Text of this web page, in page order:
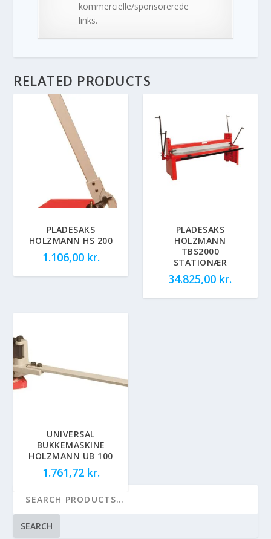
kommercielle/sponsorerede
links.
RELATED PRODUCTS
PLADESAKS
HOLZMANN HS 200
1.106,00 kr.
PLADESAKS
HOLZMANN
TBS2000
STATIONÆR
34.825,00 kr.
UNIVERSAL
BUKKEMASKINE
HOLZMANN UB 100
1.761,72 kr.
SEARCH